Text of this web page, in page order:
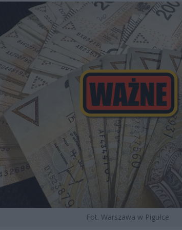
Fot. Warszawa w Pigułce